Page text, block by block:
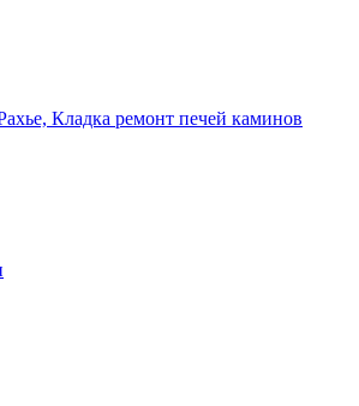
Кладка ремонт печей каминов